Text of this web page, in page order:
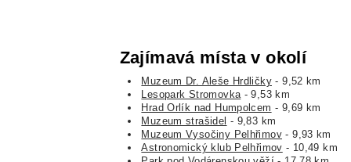
Zajímavá místa v okolí
Muzeum Dr. Aleše Hrdličky - 9,52 km
Lesopark Stromovka - 9,53 km
Hrad Orlík nad Humpolcem - 9,69 km
Muzeum strašidel - 9,83 km
Muzeum Vysočiny Pelhřimov - 9,93 km
Astronomický klub Pelhřimov - 10,49 km